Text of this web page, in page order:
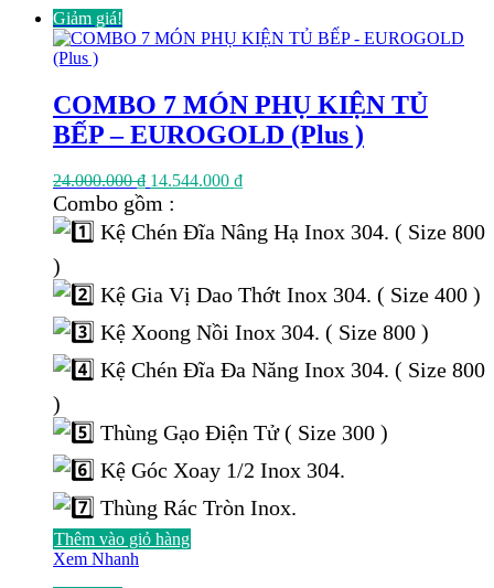
Giảm giá!
COMBO 7 MÓN PHỤ KIỆN TỦ
BẾP – EUROGOLD (Plus )
24.000.000₫ Giá
gốc
là:
24.000.000 ₫.
14.544.000 ₫Giá
tại
là:
Combo gồm :
Kệ Chén Đĩa Nâng Hạ Inox 304. ( Size 800
)
Kệ Gia Vị Dao Thớt Inox 304. ( Size 400 )
Kệ Xoong Nồi Inox 304. ( Size 800 )
Kệ Chén Đĩa Đa Năng Inox 304. ( Size 800
)
Thùng Gạo Điện Tử ( Size 300 )
Kệ Góc Xoay 1/2 Inox 304.
Thùng Rác Tròn Inox.
Thêm vào giỏ hàng
Xem Nhanh